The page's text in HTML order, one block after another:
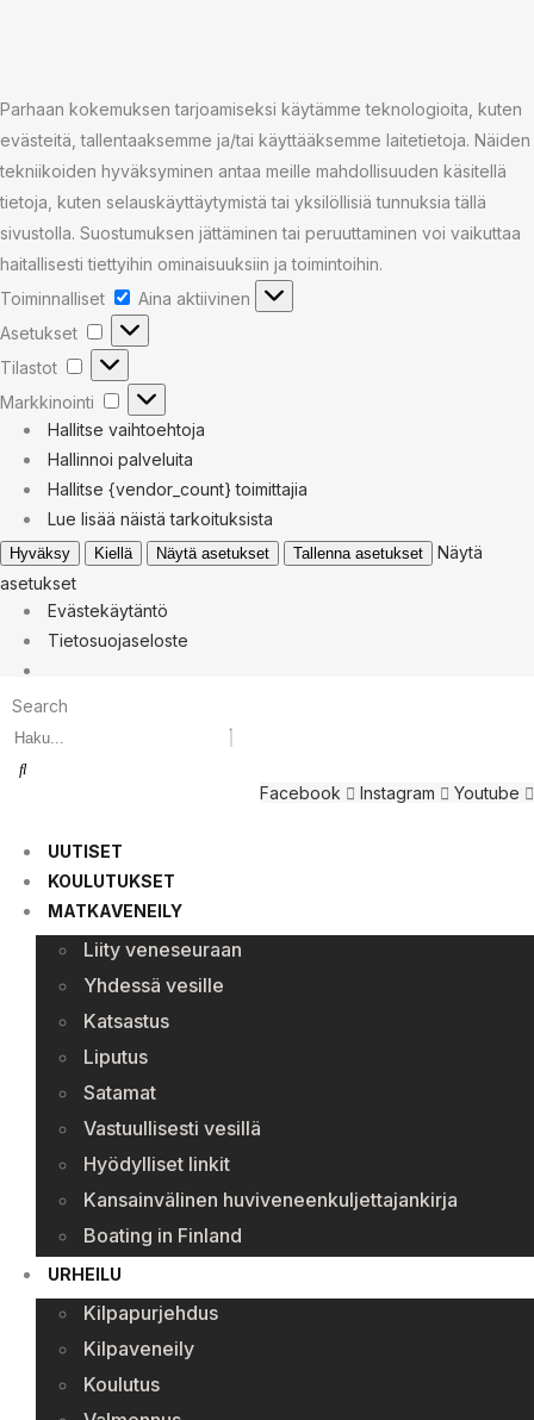
Parhaan kokemuksen tarjoamiseksi käytämme teknologioita, kuten
evästeitä, tallentaaksemme ja/tai käyttääksemme laitetietoja. Näiden
tekniikoiden hyväksyminen antaa meille mahdollisuuden käsitellä
tietoja, kuten selauskäyttäytymistä tai yksilöllisiä tunnuksia tällä
sivustolla. Suostumuksen jättäminen tai peruuttaminen voi vaikuttaa
haitallisesti tiettyihin ominaisuuksiin ja toimintoihin.
Toiminnalliset
Toiminnalliset
Aina aktiivinen
Asetukset
Asetukset
Tilastot
Tilastot
Markkinointi
Markkinointi
Hallitse vaihtoehtoja
Hallinnoi palveluita
Hallitse {vendor_count} toimittajia
Lue lisää näistä tarkoituksista
Hyväksy Kiellä Näytä asetukset Tallenna asetukset
Näytä
asetukset
Evästekäytäntö
Tietosuojaseloste
Search
Facebook Instagram Youtube
UUTISET
KOULUTUKSET
MATKAVENEILY
Liity veneseuraan
Yhdessä vesille
Katsastus
Liputus
Satamat
Vastuullisesti vesillä
Hyödylliset linkit
Kansainvälinen huviveneenkuljettajankirja
Boating in Finland
URHEILU
Kilpapurjehdus
Kilpaveneily
Koulutus